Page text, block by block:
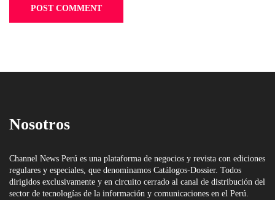
Nosotros
Channel News Perú es una plataforma de negocios y revista con ediciones
regulares y especiales, que denominamos Catálogos-Dossier. Todos
dirigidos exclusivamente y en circuito cerrado al canal de distribución del
sector de tecnologías de la información y comunicaciones en el Perú.